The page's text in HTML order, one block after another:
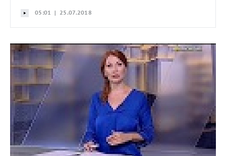
05:01 | 25.07.2018